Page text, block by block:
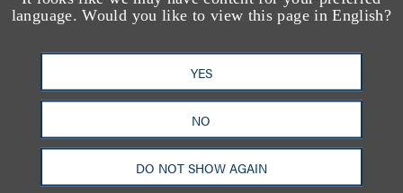
language. Would you like to view this page in English?
YES
NO
DO NOT SHOW AGAIN
芝加哥
华盛顿特区
旧金山 泰森斯
代表处
香港
Facebook X
联系我们
隐私政策 使用条款 订阅中心